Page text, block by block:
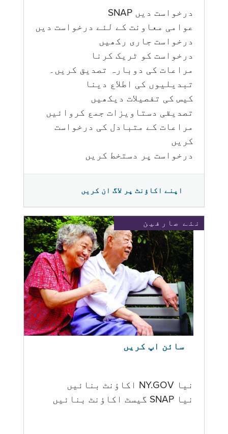
درخواست دیں SNAP
عوامی معاونت کے لئے درخواست دیں
درخواست جاری رکھیں
درخواست کو ٹریک کرنا
مراعات کی دوبارہ تصدیق کریں۔
تبدیلیوں کی اطلاع دینا
کیس کی تفصیلات دیکھیں
تصدیقی دستاویزات جمع کروائیں
مراعات کے متبادل کی درخواست
کریں
درخواست پر دستخط کریں
اپنے اکاؤنٹ پر لاگ ان کریں
نئے صارفین
سائن اپ کریں
نیا NY.GOV اکاؤنٹ بنائیں
نیا SNAP گیسٹ اکاؤنٹ بنائیں